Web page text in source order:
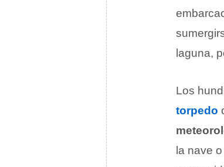
laguna,
Los
torpedo
la nave